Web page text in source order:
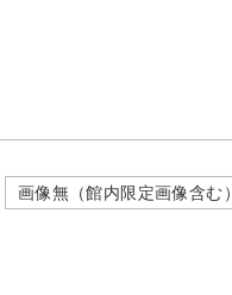
画像無（館内限定画像含む）